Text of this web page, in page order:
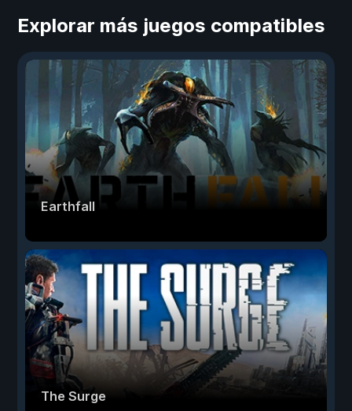
Explorar más juegos compatibles
Earthfall
The Surge